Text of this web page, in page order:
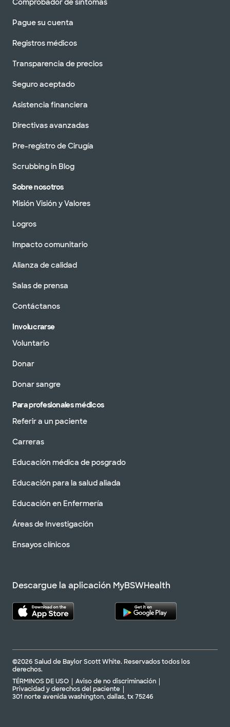
Comprobador de síntomas
Pague su cuenta
Registros médicos
Transparencia de precios
Seguro aceptado
Asistencia financiera
Directivas avanzadas
Pre-registro de Cirugía
Scrubbing in Blog
Sobre nosotros
Misión Visión y Valores
Logros
Impacto comunitario
Alianza de calidad
Salas de prensa
Contáctanos
Involucrarse
Voluntario
Donar
Donar sangre
Para profesionales médicos
Referir a un paciente
Carreras
Educación médica de posgrado
Educación para la salud aliada
Educación en Enfermería
Áreas de Investigación
Ensayos clínicos
Descargue la aplicación MyBSWHealth
©2026 Salud de Baylor Scott White. Reservados todos los
derechos.
TÉRMINOS DE USO
Aviso de no discriminación
Privacidad y derechos del paciente
301 norte avenida washington, dallas, tx 75246